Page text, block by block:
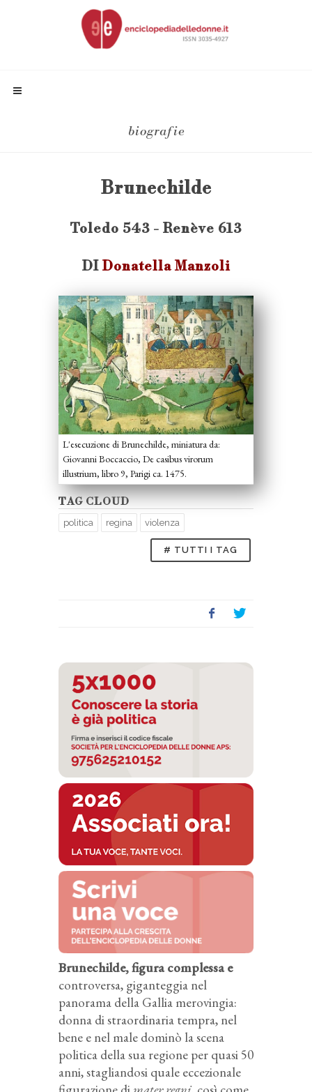
biografie
Brunechilde
Toledo 543 - Renève 613
DI Donatella Manzoli
L'esecuzione di Brunechilde, miniatura da:
Giovanni Boccaccio, De casibus virorum
illustrium, libro 9, Parigi ca. 1475.
TAG CLOUD
politica regina violenza
# TUTTI I TAG
Brunechilde, figura complessa e
controversa, giganteggia nel
panorama della Gallia merovingia:
donna di straordinaria tempra, nel
bene e nel male dominò la scena
politica della sua regione per quasi 50
anni, stagliandosi quale eccezionale